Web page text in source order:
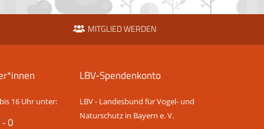
MITGLIED WERDEN
16 Uhr unter:
0
LBV-Spendenkonto
LBV - Landesbund für Vogel- und
Naturschutz in Bayern e. V.